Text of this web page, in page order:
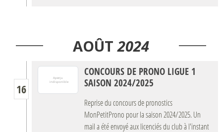
AOÛT 2024
16
CONCOURS DE PRONO LIGUE 1
SAISON 2024/2025
Reprise du concours de pronostics
MonPetitProno pour la saison 2024/2025. Un
mail a été envoyé aux licenciés du club à l'instant